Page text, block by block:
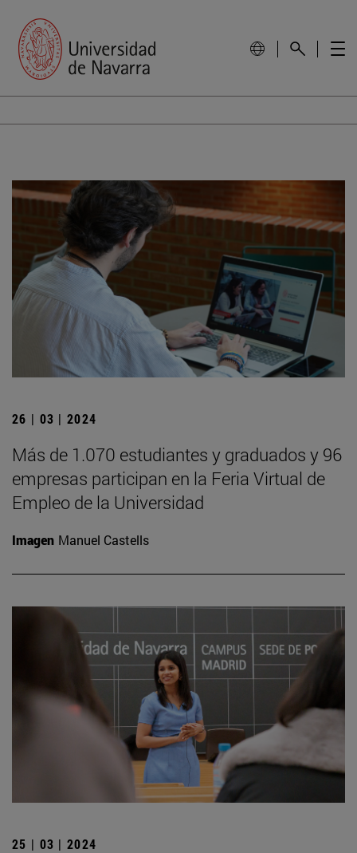
26 | 03 | 2024
Más de 1.070 estudiantes y graduados y 96
empresas participan en la Feria Virtual de
Empleo de la Universidad
Imagen Manuel Castells
25 | 03 | 2024